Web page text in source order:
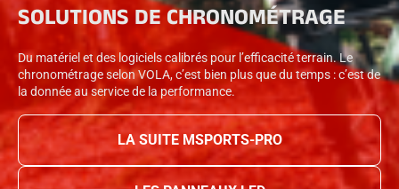
SOLUTIONS DE CHRONOMÉTRAGE
Du matériel et des logiciels calibrés pour l’efficacité terrain. Le
chronométrage selon VOLA, c’est bien plus que du temps : c’est de
la donnée au service de la performance.
LA SUITE MSPORTS-PRO